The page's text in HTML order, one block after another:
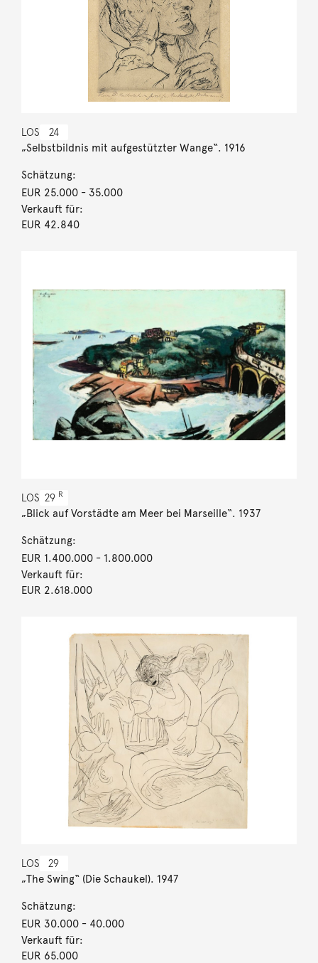
LOS 24
„Selbstbildnis mit aufgestützter Wange“. 1916
Schätzung:
EUR 25.000- 35.000
Verkauft für:
EUR 42.840
LOS 29 R
„Blick auf Vorstädte am Meer bei Marseille“. 1937
Schätzung:
EUR 1.400.000- 1.800.000
Verkauft für:
EUR 2.618.000
LOS 29
„The Swing“ (Die Schaukel). 1947
Schätzung:
EUR 30.000- 40.000
Verkauft für:
EUR 65.000